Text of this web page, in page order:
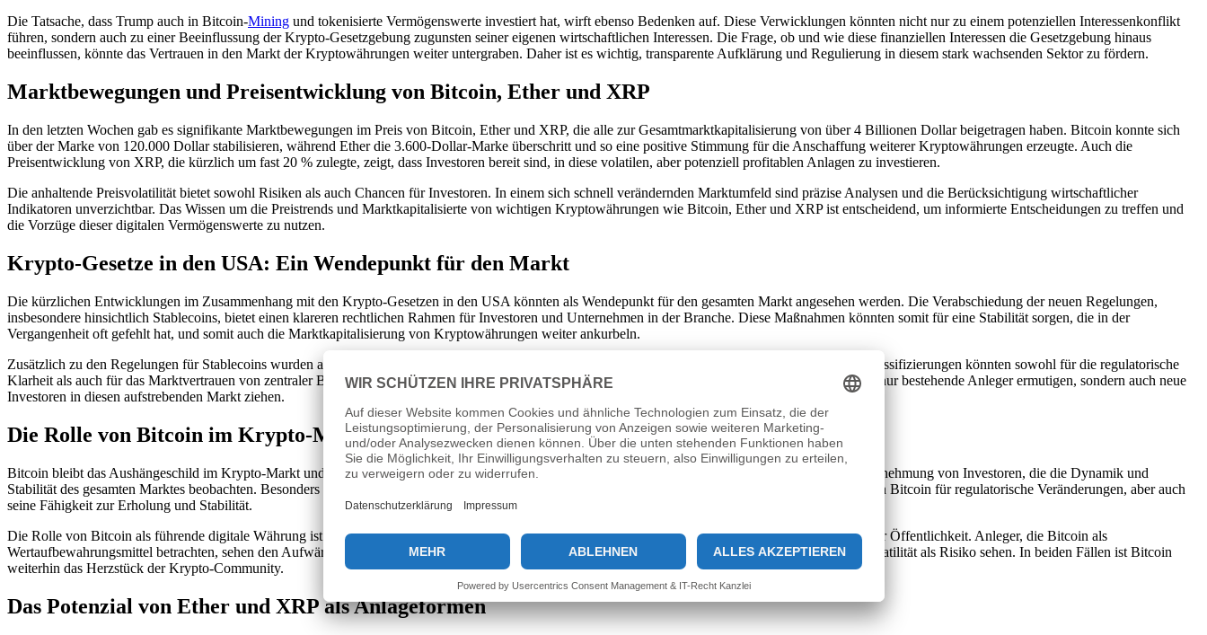
Die Tatsache, dass Trump auch in Bitcoin-Mining und tokenisierte Vermögenswerte investiert hat, wirft ebenso Bedenken auf. Diese Verwicklungen könnten nicht nur zu einem potenziellen Interessenkonflikt
führen, sondern auch zu einer Beeinflussung der Krypto-Gesetzgebung zugunsten seiner eigenen wirtschaftlichen Interessen. Die Frage, ob und wie diese finanziellen Interessen die Gesetzgebung hinaus
beeinflussen, könnte das Vertrauen in den Markt der Kryptowährungen weiter untergraben. Daher ist es wichtig, transparente Aufklärung und Regulierung in diesem stark wachsenden Sektor zu fördern.
Marktbewegungen und Preisentwicklung von Bitcoin, Ether und XRP
In den letzten Wochen gab es signifikante Marktbewegungen im Preis von Bitcoin, Ether und XRP, die alle zur Gesamtmarktkapitalisierung von über 4 Billionen Dollar beigetragen haben. Bitcoin konnte sich
über der Marke von 120.000 Dollar stabilisieren, während Ether die 3.600-Dollar-Marke überschritt und so eine positive Stimmung für die Anschaffung weiterer Kryptowährungen erzeugte. Auch die
Preisentwicklung von XRP, die kürzlich um fast 20 % zulegte, zeigt, dass Investoren bereit sind, in diese volatilen, aber potenziell profitablen Anlagen zu investieren.
Die anhaltende Preisvolatilität bietet sowohl Risiken als auch Chancen für Investoren. In einem sich schnell verändernden Marktumfeld sind präzise Analysen und die Berücksichtigung wirtschaftlicher
Indikatoren unverzichtbar. Das Wissen um die Preistrends und Marktkapitalisierte von wichtigen Kryptowährungen wie Bitcoin, Ether und XRP ist entscheidend, um informierte Entscheidungen zu treffen und
die Vorzüge dieser digitalen Vermögenswerte zu nutzen.
Krypto-Gesetze in den USA: Ein Wendepunkt für den Markt
Die kürzlichen Entwicklungen im Zusammenhang mit den Krypto-Gesetzen in den USA könnten als Wendepunkt für den gesamten Markt angesehen werden. Die Verabschiedung der neuen Regelungen,
insbesondere hinsichtlich Stablecoins, bietet einen klareren rechtlichen Rahmen für Investoren und Unternehmen in der Branche. Diese Maßnahmen könnten somit für eine Stabilität sorgen, die in der
Vergangenheit oft gefehlt hat, und somit auch die Marktkapitalisierung von Kryptowährungen weiter ankurbeln.
Zusätzlich zu den Regelungen für Stablecoins wurden auch klarere Richtlinien für andere digitale Vermögenswerte eingeführt. Diese unterschiedlichen Klassifizierungen könnten sowohl für die regulatorische
Klarheit als auch für das Marktvertrauen von zentraler Bedeutung sein. Die Aussicht auf einen stabileren und durchschaubaren Marktkontext könnte nicht nur bestehende Anleger ermutigen, sondern auch neue
Investoren in diesen aufstrebenden Markt ziehen.
Die Rolle von Bitcoin im Krypto-Markt
Bitcoin bleibt das Aushängeschild im Krypto-Markt und fungiert als Leitindikator für die Gesamtmarktentwicklung. Der Bitcoin Preis beeinflusst die Wahrnehmung von Investoren, die die Dynamik und
Stabilität des gesamten Marktes beobachten. Besonders in Zeiten von Marktentwicklungen, wie den neuen Krypto-Gesetzen, zeigt sich die Anfälligkeit von Bitcoin für regulatorische Veränderungen, aber auch
seine Fähigkeit zur Erholung und Stabilität.
Die Rolle von Bitcoin als führende digitale Währung ist nicht nur durch Marktbewegungen geprägt, sondern auch durch das Staunen und die Besorgnis der Öffentlichkeit. Anleger, die Bitcoin als
Wertaufbewahrungsmittel betrachten, sehen den Aufwärtstrend möglicherweise als Bestätigung ihrer langfristigen Strategien, während andere die Marktvolatilität als Risiko sehen. In beiden Fällen ist Bitcoin
weiterhin das Herzstück der Krypto-Community.
Das Potenzial von Ether und XRP als Anlageformen